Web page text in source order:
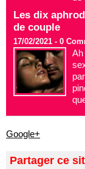
Les dix
de couple
17/02/2021 - 0
Google+
Partager ce